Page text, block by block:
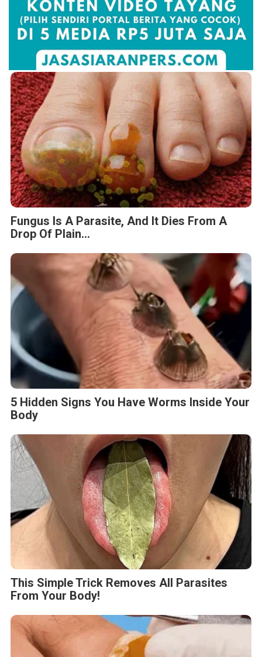
Fungus Is A Parasite, And It Dies From A
Drop Of Plain...
5 Hidden Signs You Have Worms Inside Your
Body
This Simple Trick Removes All Parasites
From Your Body!